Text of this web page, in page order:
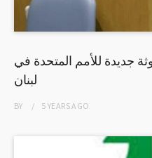
جديدة للأمم المتحدة في
لبنان
BY 5 YEARSAGO